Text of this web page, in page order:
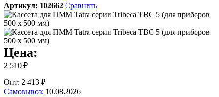
Артикул: 102662 Сравнить
Цена:
2 510 ₽
Опт: 2 413 ₽
Самовывоз: 10.08.2026